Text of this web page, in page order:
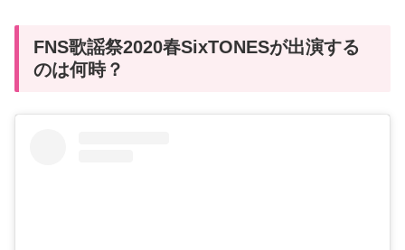
FNS歌謡祭2020春SixTONESが出演する
のは何時？